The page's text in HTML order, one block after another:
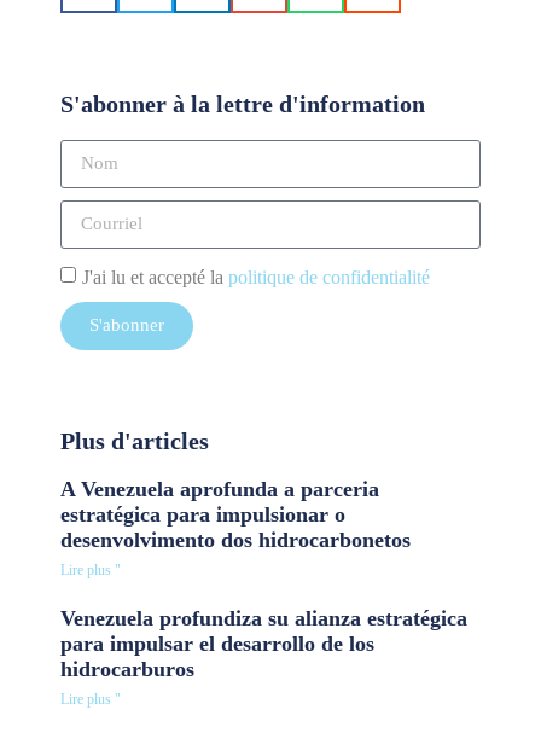
S'abonner à la lettre d'information
J'ai lu et accepté la politique de confidentialité
S'abonner
Plus d'articles
A Venezuela aprofunda a parceria
estratégica para impulsionar o
desenvolvimento dos hidrocarbonetos
Lire plus "
Venezuela profundiza su alianza estratégica
para impulsar el desarrollo de los
hidrocarburos
Lire plus "